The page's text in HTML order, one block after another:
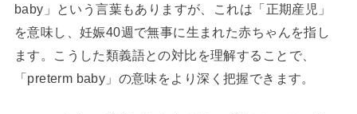
baby」という言葉もありますが、これは「正期産児」
を意味し、妊娠40週で無事に生まれた赤ちゃんを指し
ます。こうした類義語との対比を理解することで、
「preterm baby」の意味をより深く把握できます。